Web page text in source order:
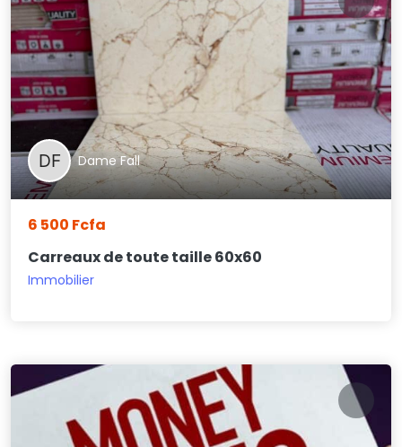
Dame Fall
6 500 Fcfa
Carreaux de toute taille 60x60
Immobilier